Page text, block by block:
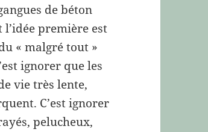
de béton
première est
« malgré tout »
ignorer que les
vie très lente,
C’est ignorer
pelucheux,